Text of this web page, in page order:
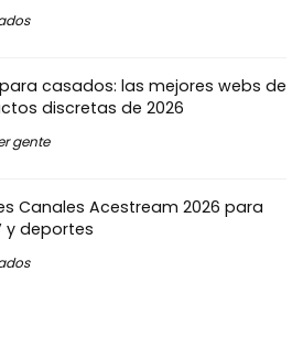
casados: las mejores webs de
discretas de 2026
gente
Canales Acestream 2026 para
y deportes